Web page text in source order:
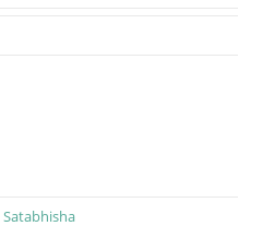
Satabhisha